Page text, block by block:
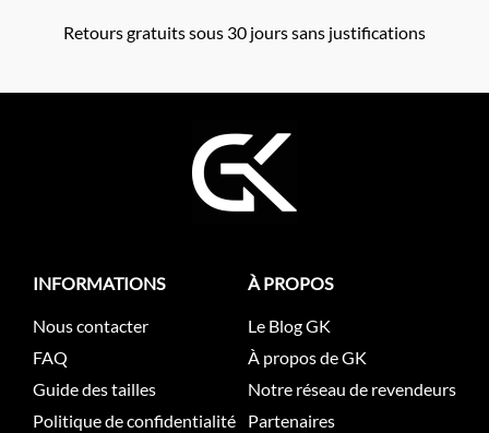
Retours gratuits sous 30 jours sans justifications
INFORMATIONS
Nous contacter
FAQ
Guide des tailles
Politique de confidentialité
À PROPOS
Le Blog GK
À propos de GK
Notre réseau de revendeurs
Partenaires